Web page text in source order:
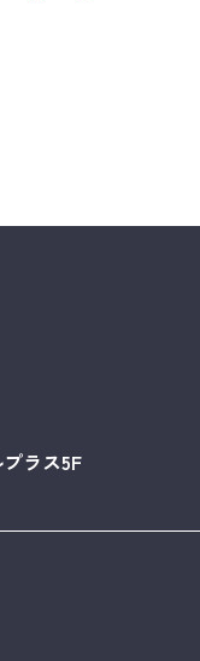
ラス5F